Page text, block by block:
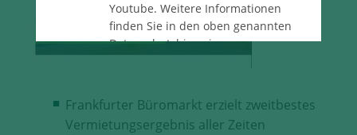
Frankfurter Büromarkt erzielt zweitbestes
Vermietungsergebnis aller Zeiten
Youtube. Weitere Informationen
finden Sie in den oben genannten
Datenschutzhinweise.
Statistik-Daten, wie zum Beispiel
die Anzahl der Besucher auf den